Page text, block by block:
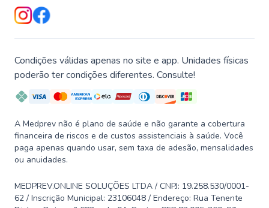
Condições válidas apenas no site e app. Unidades físicas
poderão ter condições diferentes. Consulte!
A Medprev não é plano de saúde e não garante a cobertura
financeira de riscos e de custos assistenciais à saúde. Você
paga apenas quando usar, sem taxa de adesão, mensalidades
ou anuidades.
MEDPREV.ONLINE SOLUÇÕES LTDA / CNPJ: 19.258.530/0001-
62 / Inscrição Municipal: 23106048 / Endereço: Rua Tenente